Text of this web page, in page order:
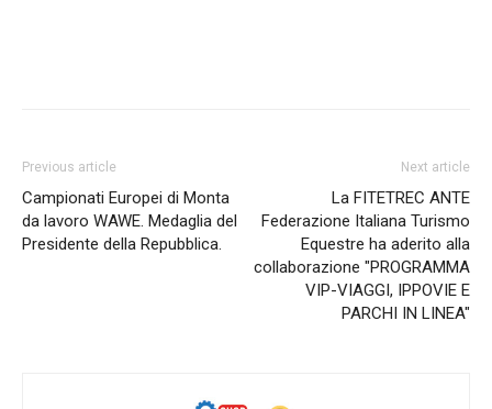
Previous article
Campionati Europei di Monta
da lavoro WAWE. Medaglia del
Presidente della Repubblica.
Next article
La FITETREC ANTE
Federazione Italiana Turismo
Equestre ha aderito alla
collaborazione "PROGRAMMA
VIP-VIAGGI, IPPOVIE E
PARCHI IN LINEA"